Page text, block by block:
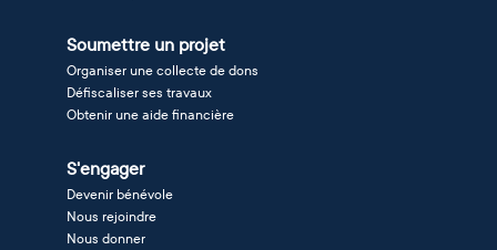
Soumettre un projet
Organiser une collecte de dons
Défiscaliser ses travaux
Obtenir une aide financière
S'engager
Devenir bénévole
Nous rejoindre
Nous donner